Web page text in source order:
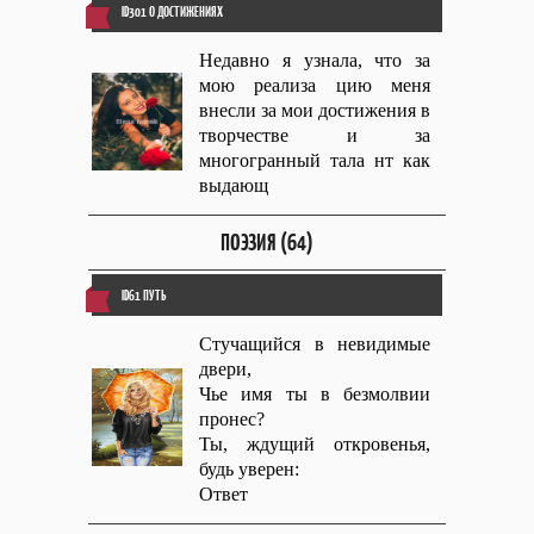
ID301 О ДОСТИЖЕНИЯХ
Недавно я узнала, что за
мою реализа цию меня
внесли за мои достижения в
творчестве и за
многогранный тала нт как
выдающ
ПОЭЗИЯ (64)
ID61 ПУТЬ
Стучащийся в невидимые
двери,
Чье имя ты в безмолвии
пронес?
Ты, ждущий откровенья,
будь уверен:
Ответ